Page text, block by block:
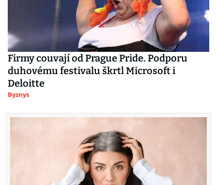
Firmy couvají od Prague Pride. Podporu
duhovému festivalu škrtl Microsoft i
Deloitte
Byznys